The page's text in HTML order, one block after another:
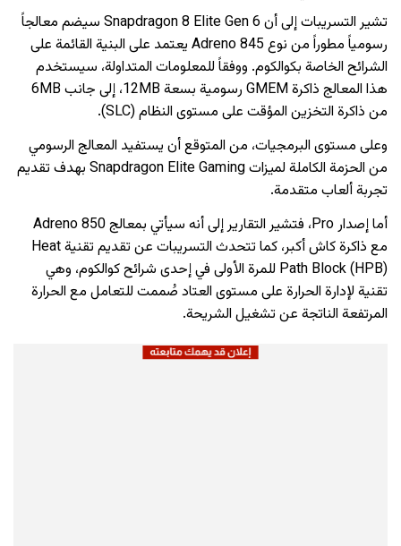
تشير التسريبات إلى أن Snapdragon 8 Elite Gen 6 سيضم معالجاً
رسومياً مطوراً من نوع Adreno 845 يعتمد على البنية القائمة على
الشرائح الخاصة بكوالكوم. ووفقاً للمعلومات المتداولة، سيستخدم
هذا المعالج ذاكرة GMEM رسومية بسعة 12MB، إلى جانب 6MB
من ذاكرة التخزين المؤقت على مستوى النظام (SLC).
وعلى مستوى البرمجيات، من المتوقع أن يستفيد المعالج الرسومي
من الحزمة الكاملة لميزات Snapdragon Elite Gaming بهدف تقديم
تجربة ألعاب متقدمة.
أما إصدار Pro، فتشير التقارير إلى أنه سيأتي بمعالج Adreno 850
مع ذاكرة كاش أكبر، كما تتحدث التسريبات عن تقديم تقنية Heat
Path Block (HPB) للمرة الأولى في إحدى شرائح كوالكوم، وهي
تقنية لإدارة الحرارة على مستوى العتاد صُممت للتعامل مع الحرارة
المرتفعة الناتجة عن تشغيل الشريحة.